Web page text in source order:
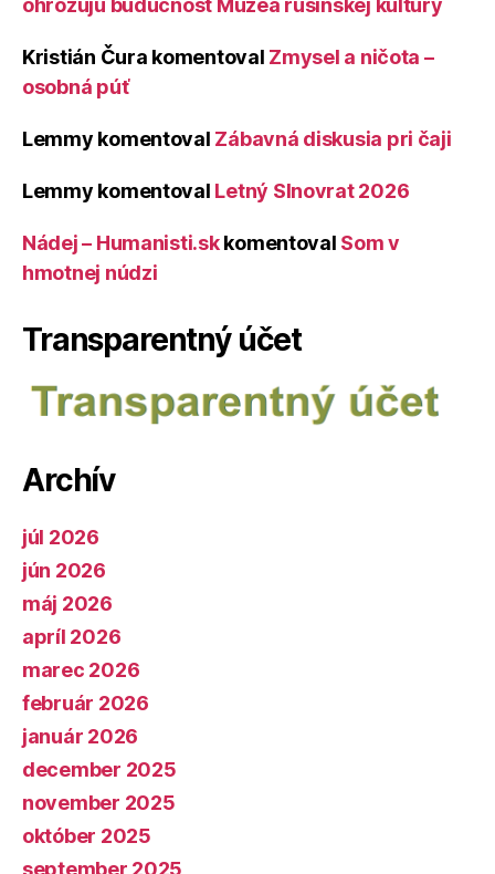
ohrozujú budúcnosť Múzea rusínskej kultúry
Kristián Čura komentoval Zmysel a ničota –
osobná púť
Lemmy komentoval Zábavná diskusia pri čaji
Lemmy komentoval Letný Slnovrat 2026
Nádej – Humanisti.skkomentoval Som v
hmotnej núdzi
Transparentný účet
Archív
júl 2026
jún 2026
máj 2026
apríl 2026
marec 2026
február 2026
január 2026
december 2025
november 2025
október 2025
september 2025